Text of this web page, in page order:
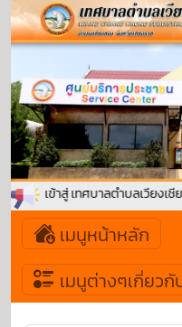
นรับเข้าสู่ เทศบาลตำบลเวียงเชีย
เมนูหน้าหลัก
เมนูต่างๆเกี่ยว